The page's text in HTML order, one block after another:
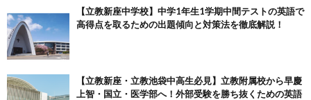
【立教新座中学校】中学1年生1学期中間テストの英語で
高得点を取るための出題傾向と対策法を徹底解説！
【立教新座・立教池袋中高生必見】立教附属校から早慶
上智・国立・医学部へ！外部受験を勝ち抜くための英語